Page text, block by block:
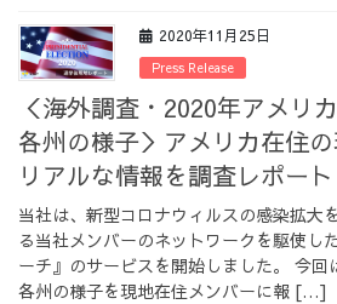
採用情報トップ
チームインタビュー02
2020年11月25日
Press Release
＜海外調査・2020年アメリ
各州の様子＞アメリカ在住
リアルな情報を調査レポート
当社は、新型コロナウィルスの感染拡大
る当社メンバーのネットワークを駆使し
ーチ』のサービスを開始しました。 今
各州の様子を現地在住メンバーに報 […]